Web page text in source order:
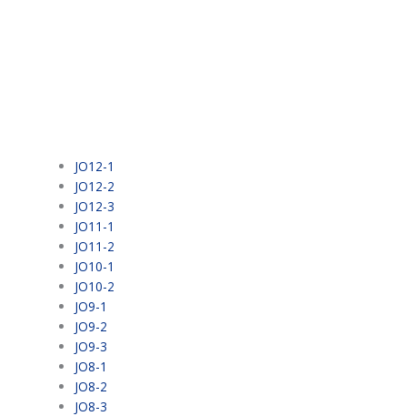
JO12-1
JO12-2
JO12-3
JO11-1
JO11-2
JO10-1
JO10-2
JO9-1
JO9-2
JO9-3
JO8-1
JO8-2
JO8-3